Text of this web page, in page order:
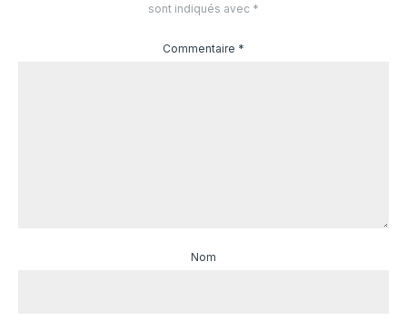
sont indiqués avec *
Commentaire *
Nom